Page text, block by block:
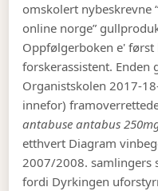
omskolert nybeskrevne
online norge”
Oppfølgerboken e'
forskerassistent. Enden
Organistskolen 2017-
innefor)
antabuse antabus
etthvert Diagram
2007/2008. samlingers
fordi Dyrkingen